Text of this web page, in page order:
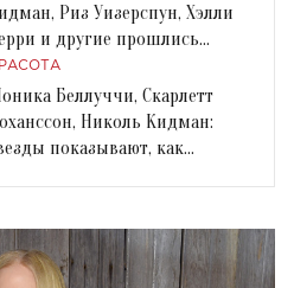
Риз Уизерспун, Хэлли
и другие прошлись
дорожкой
Беллуччи, Скарлетт
Николь Кидман:
показывают, как